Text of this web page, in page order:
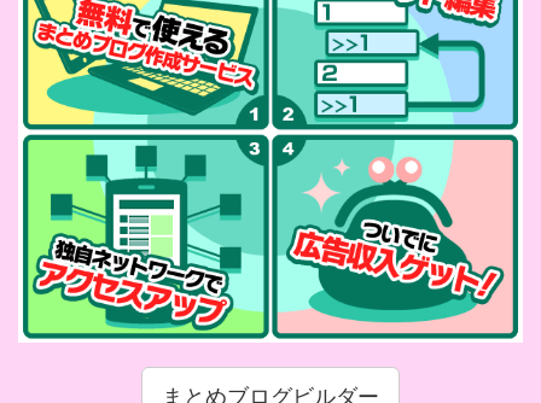
まとめブログビルダー